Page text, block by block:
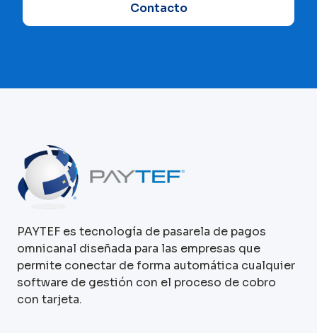
Contacto
PAYTEF es tecnología de pasarela de pagos
omnicanal diseñada para las empresas que
permite conectar de forma automática cualquier
software de gestión con el proceso de cobro
con tarjeta.